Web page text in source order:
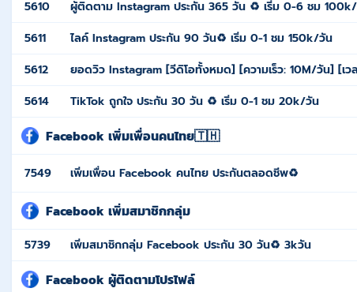
5610
ผู้ติดตาม Instagram ประกัน 365 วัน ♻️ เริ่ม 0-6 ชม
5611
ไลค์ Instagram ประกัน 90 วัน♻️ เริ่ม 0-1 ชม 150k/วัน
5612
ยอดวิว Instagram [วีดิโอทั้งหมด] [ความเร็ว: 10M/วัน] [เว
5614
TikTok ถูกใจ ประกัน 30 วัน ♻️ เริ่ม 0-1 ชม 20k/วัน
Facebook เพิ่มเพื่อนคนไทย🇹🇭
7549 เพิ่มเพื่อน Facebook คนไทย ประกันตลอดชีพ♻️
Facebook เพิ่มสมาชิกกลุ่ม
5739 เพิ่มสมาชิกกลุ่ม Facebook ประกัน 30 วัน♻️ 3kวัน
Facebook ผู้ติดตามโปรไฟล์